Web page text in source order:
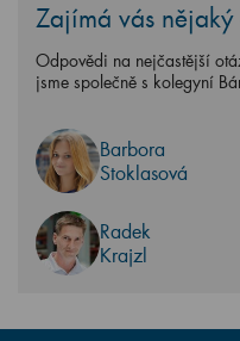
Zajímá vás nějaký
Odpovědi na nejčastější
jsme společně s kolegyní
Barbora
Stoklasová
Radek
Krajzl